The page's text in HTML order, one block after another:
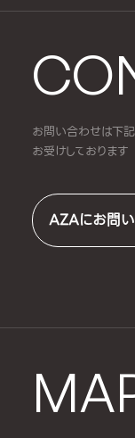
お問い合わせは下記
お受けしております
AZAにお問